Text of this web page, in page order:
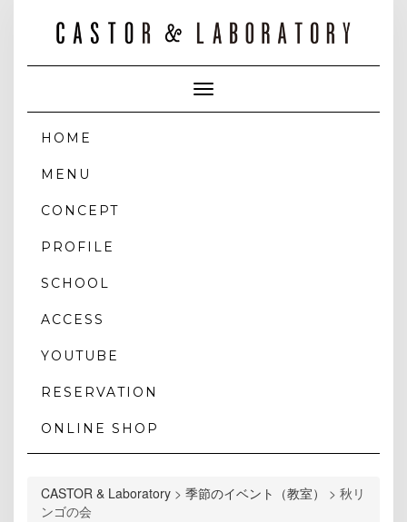
Toggle
Navigation
HOME
MENU
CONCEPT
PROFILE
SCHOOL
ACCESS
YOUTUBE
RESERVATION
ONLINE SHOP
CASTOR & Laboratory > 季節のイベント（教室） > 秋リ
ンゴの会